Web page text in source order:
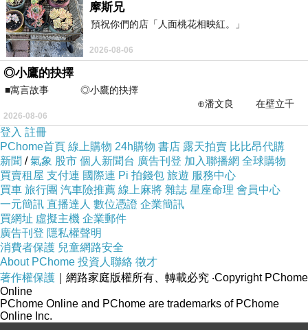
摩斯兄
預祝你們的店「人面桃花相映紅。」
2026-08-06
◎小鷹的抉擇
■寓言故事 ◎小鷹的抉擇
⊕潘文良 在壁立千
仞的懸崖上，有一座遮天蔽
2026-08-06
登入 註冊
PChome首頁 線上購物 24h購物 書店 露天拍賣 比比昂代購
新聞 /氣象 股市 個人新聞台 廣告刊登 加入聯播網 全球購物
買賣租屋 支付連 國際連 Pi 拍錢包 旅遊 服務中心
買車 旅行團 汽車險推薦 線上麻將 雜誌 星座命理 會員中心
一元簡訊 直播達人 數位憑證 企業簡訊
買網址 虛擬主機 企業郵件
廣告刊登 隱私權聲明
消費者保護 兒童網路安全
About PChome 投資人聯絡 徵才
著作權保護 ｜網路家庭版權所有、轉載必究 ‧Copyright PChome
Online
PChome Online and PChome are trademarks of PChome
Online Inc.